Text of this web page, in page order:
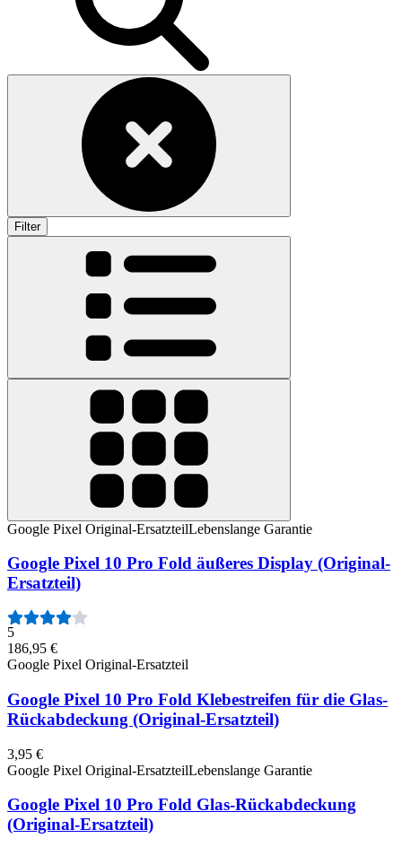
Filter
Google Pixel Original-ErsatzteilLebenslange Garantie
Google Pixel 10 Pro Fold äußeres Display (Original-
Ersatzteil)
5
186,95 €
Google Pixel Original-Ersatzteil
Google Pixel 10 Pro Fold Klebestreifen für die Glas-
Rückabdeckung (Original-Ersatzteil)
3,95 €
Google Pixel Original-ErsatzteilLebenslange Garantie
Google Pixel 10 Pro Fold Glas-Rückabdeckung
(Original-Ersatzteil)